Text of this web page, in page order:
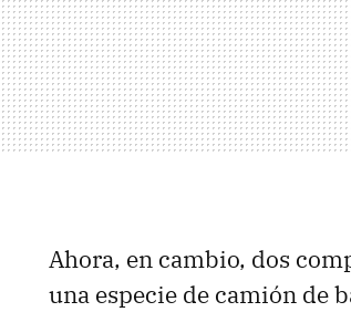
Ahora, en cambio, dos
una especie de camión de